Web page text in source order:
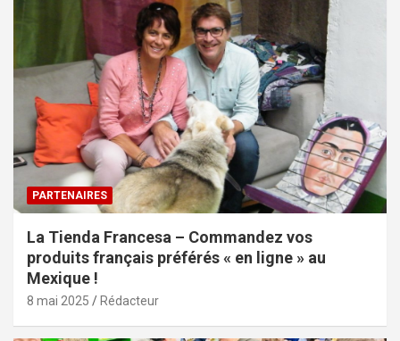
PARTENAIRES
La Tienda Francesa – Commandez vos
produits français préférés « en ligne » au
Mexique !
8 mai 2025 Rédacteur